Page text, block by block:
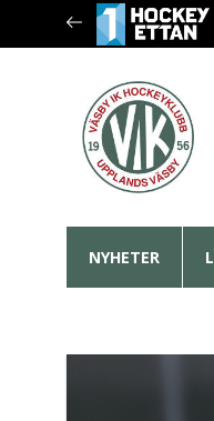
NYHETER